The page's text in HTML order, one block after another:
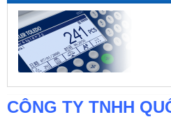
CÔNG TY TNHH